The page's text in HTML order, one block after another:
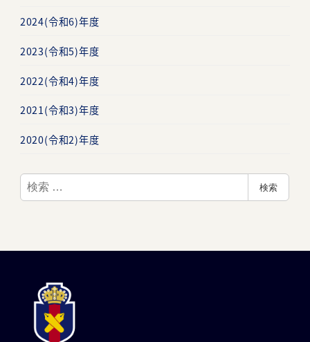
2024(令和6)年度
2023(令和5)年度
2022(令和4)年度
2021(令和3)年度
2020(令和2)年度
検
索
検索